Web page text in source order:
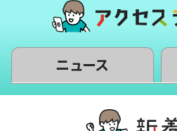
ニュース